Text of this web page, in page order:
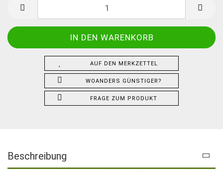
AUF DEN MERKZETTEL
WOANDERS GÜNSTIGER?
FRAGE ZUM PRODUKT
Beschreibung